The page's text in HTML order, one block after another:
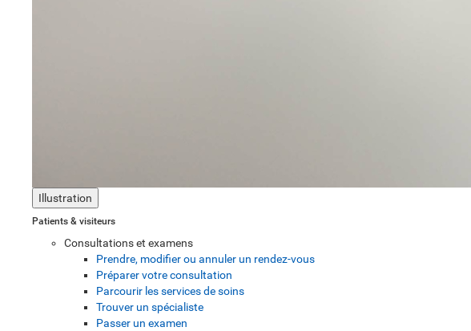
Illustration
Patients & visiteurs
Consultations et examens
Prendre, modifier ou annuler un rendez-vous
Préparer votre consultation
Parcourir les services de soins
Trouver un spécialiste
Passer un examen